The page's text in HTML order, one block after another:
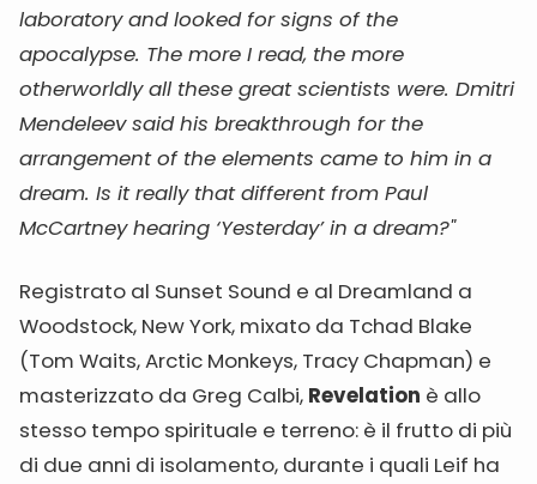
laboratory and looked for signs of the
apocalypse. The more I read, the more
otherworldly all these great scientists were. Dmitri
Mendeleev said his breakthrough for the
arrangement of the elements came to him in a
dream. Is it really that different from Paul
McCartney hearing ‘Yesterday’ in a dream?"
Registrato al Sunset Sound e al Dreamland a
Woodstock, New York, mixato da Tchad Blake
(Tom Waits, Arctic Monkeys, Tracy Chapman) e
masterizzato da Greg Calbi, Revelation è allo
stesso tempo spirituale e terreno: è il frutto di più
di due anni di isolamento, durante i quali Leif ha